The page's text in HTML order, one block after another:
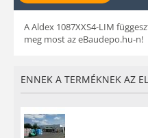
A Aldex 1087XXS4-LIM
meg most az eBaudepo.hu-n!
ENNEK A TERMÉKNEK AZ